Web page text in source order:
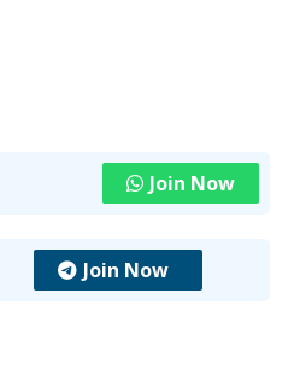
Join Now
Join Now